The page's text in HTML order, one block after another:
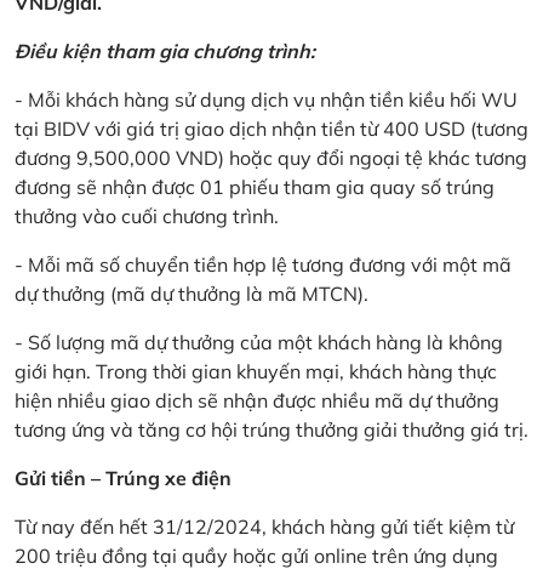
Điều kiện tham gia chương trình:
- Mỗi khách hàng sử dụng dịch vụ nhận tiền kiều hối WU
tại BIDV với giá trị giao dịch nhận tiền từ 400 USD (tương
đương 9,500,000 VND) hoặc quy đổi ngoại tệ khác tương
đương sẽ nhận được 01 phiếu tham gia quay số trúng
thưởng vào cuối chương trình.
- Mỗi mã số chuyển tiền hợp lệ tương đương với một mã
dự thưởng (mã dự thưởng là mã MTCN).
- Số lượng mã dự thưởng của một khách hàng là không
giới hạn. Trong thời gian khuyến mại, khách hàng thực
hiện nhiều giao dịch sẽ nhận được nhiều mã dự thưởng
tương ứng và tăng cơ hội trúng thưởng giải thưởng giá trị.
Gửi tiền – Trúng xe điện
Từ nay đến hết 31/12/2024, khách hàng gửi tiết kiệm từ
200 triệu đồng tại quầy hoặc gửi online trên ứng dụng